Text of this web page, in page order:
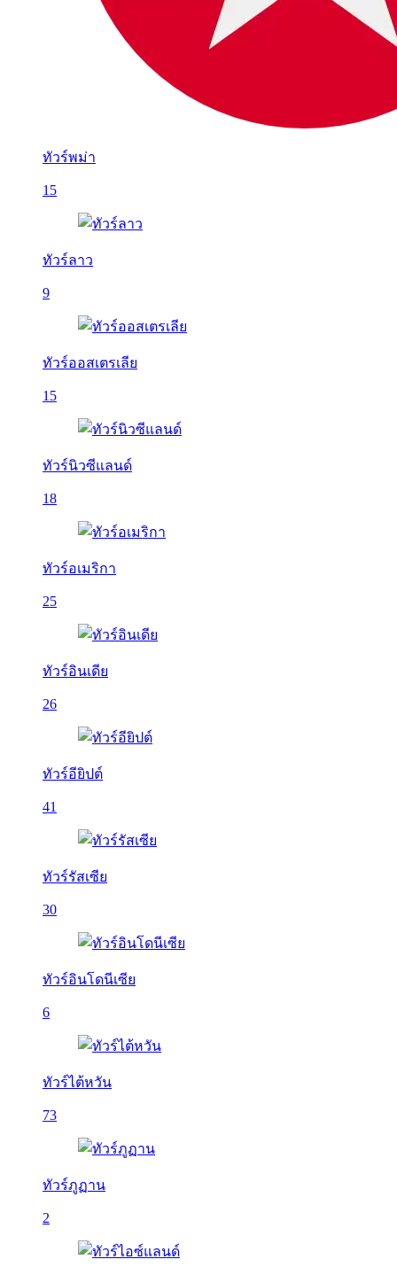
ทัวร์พม่า
15
ทัวร์ลาว
9
ทัวร์ออสเตรเลีย
15
ทัวร์นิวซีแลนด์
18
ทัวร์อเมริกา
25
ทัวร์อินเดีย
26
ทัวร์อียิปต์
41
ทัวร์รัสเซีย
30
ทัวร์อินโดนีเซีย
6
ทัวร์ไต้หวัน
73
ทัวร์ภูฏาน
2